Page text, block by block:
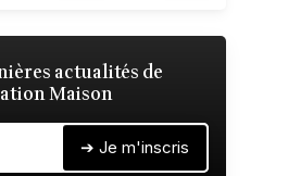
actualités de
Maison
➔ Je m'inscris